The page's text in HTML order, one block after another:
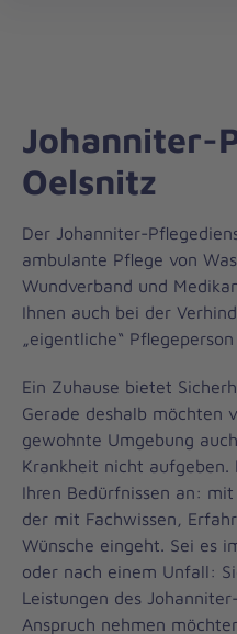
Johanniter-
Oelsnitz
Der Johanniter-
ambulante Pflege von
Wundverband und
Ihnen auch bei der
„eigentliche“
Ein Zuhause bietet
Gerade deshalb möchten
gewohnte Umgebung
Krankheit nicht aufgeben.
Ihren Bedürfnissen an:
der mit Fachwissen,
Wünsche eingeht. Sei es
oder nach einem Unfall:
Leistungen des
Anspruch nehmen